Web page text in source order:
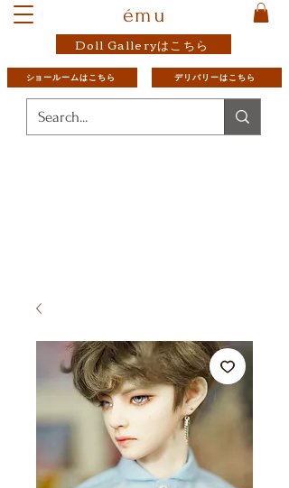
ému
Doll Galleryはこちら
ショールームはこちら デリバリーはこちら